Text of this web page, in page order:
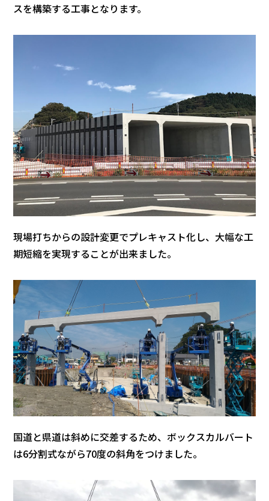
スを構築する工事となります。
現場打ちからの設計変更でプレキャスト化し、大幅な工
期短縮を実現することが出来ました。
国道と県道は斜めに交差するため、ボックスカルバート
は6分割式ながら70度の斜角をつけました。